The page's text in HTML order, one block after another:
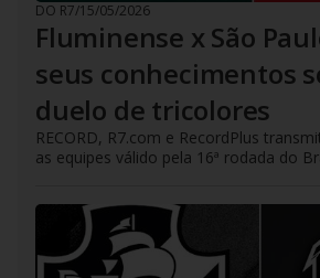
DO R7/15/05/2026
Fluminense x São
seus conhecimentos
duelo de tricolores
RECORD, R7.com e RecordPlus
as equipes válido pela 16ª rodada do